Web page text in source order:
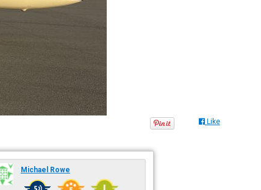
Like
Michael Rowe